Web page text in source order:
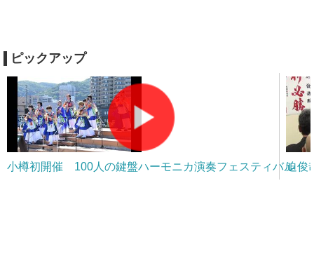
ピックアップ
小樽初開催 100人の鍵盤ハーモニカ演奏フェスティバル迫俊